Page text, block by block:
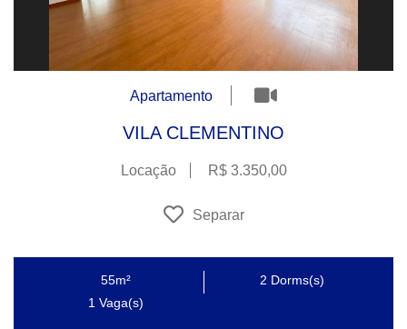
Apartamento
VILA CLEMENTINO
Locação R$ 3.350,00
Separar
55m² 2 Dorms(s)
1Vaga(s)